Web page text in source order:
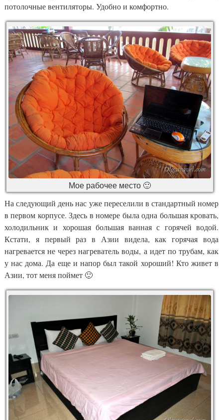
потолочные вентиляторы. Удобно и комфортно.
Мое рабочее место 🙂
На следующий день нас уже переселили в стандартный номер
в первом корпусе. Здесь в номере была одна большая кровать,
холодильник и хорошая большая ванная с горячей водой.
Кстати, я первый раз в Азии видела, как горячая вода
нагревается не через нагреватель воды, а идет по трубам, как
у нас дома. Да еще и напор был такой хороший! Кто живет в
Азии, тот меня поймет 🙂